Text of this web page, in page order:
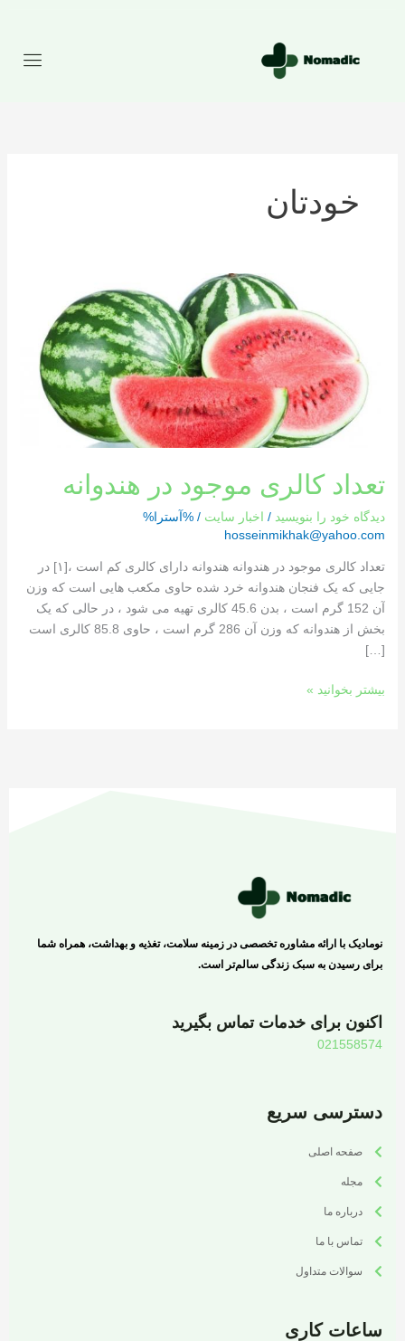
خودتان
تعداد کالری موجود در هندوانه
دیدگاه‌ خود را بنویسید / اخبار سایت / %آسترا%
hosseinmikhak@yahoo.com
تعداد کالری موجود در هندوانه هندوانه دارای کالری کم است ،[١] در
جایی که یک فنجان هندوانه خرد شده حاوی مکعب هایی است که وزن
آن 152 گرم است ، بدن 45.6 کالری تهیه می شود ، در حالی که یک
بخش از هندوانه که وزن آن 286 گرم است ، حاوی 85.8 کالری است
[…]
هندوانه
بیشتر بخوانید »
نومادیک با ارائه مشاوره تخصصی در زمینه سلامت، تغذیه و بهداشت، همراه شما
برای رسیدن به سبک زندگی سالم‌تر است.
اکنون برای خدمات تماس بگیرید
021558574
دسترسی سریع
صفحه اصلی
مجله
درباره ما
تماس با ما
سوالات متداول
ساعات کاری